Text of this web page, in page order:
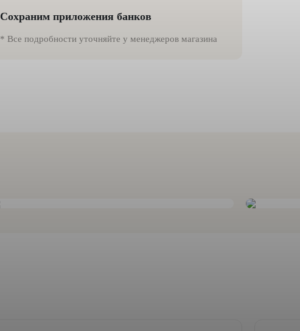
Сохраним приложения банков
* Все подробности уточняйте у менеджеров магазина